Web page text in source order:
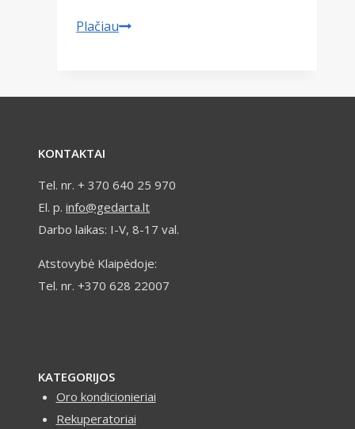
PlačiauŠilumos
vanduo:
reikia
apie
juos
KONTAKTAI
Tel. nr. + 370 640 25 970
El. p. info@gedarta.lt
Darbo laikas: I-V, 8-17 val.
Atstovybė Klaipėdoje:
Tel. nr. +370 628 22007
KATEGORIJOS
Oro kondicionieriai
Rekuperatoriai